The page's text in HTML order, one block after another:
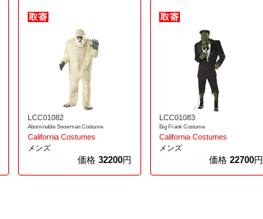
LCC01082
Abominable Snowman Costume
California Costumes
メンズ
価格 32200円
LCC01083
Big Frank Costume
California Costumes
メンズ
価格22700円